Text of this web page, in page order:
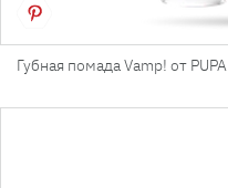
Губная помада Vamp! от PUPA